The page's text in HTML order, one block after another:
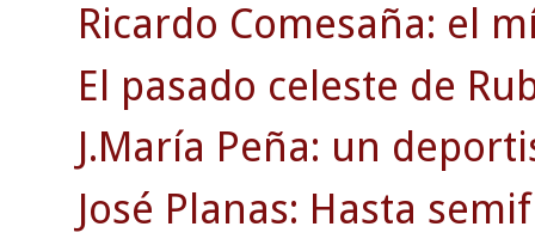
Ricardo Comesaña: el
El pasado celeste de
J.María Peña: un
José Planas: Hasta